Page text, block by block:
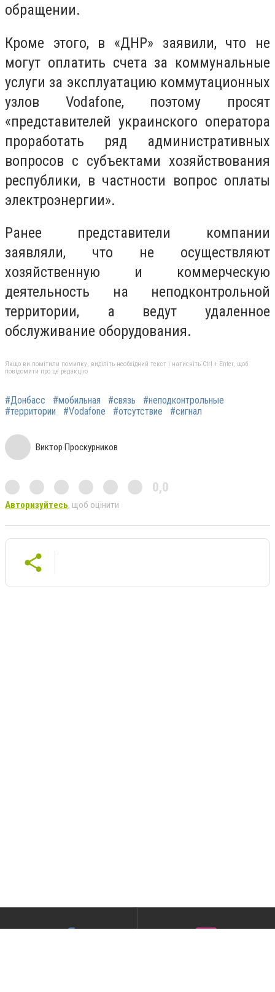
обращении.
Кроме этого, в «ДНР» заявили, что не
могут оплатить счета за коммунальные
услуги за эксплуатацию коммутационных
узлов Vodafone, поэтому просят
«представителей украинского оператора
проработать ряд административных
вопросов с субъектами хозяйствования
республики, в частности вопрос оплаты
электроэнергии».
Ранее представители компании
заявляли, что не осуществляют
хозяйственную и коммерческую
деятельность на неподконтрольной
территории, а ведут удаленное
обслуживание оборудования.
Якщо ви помітили помилку, виділіть необхідний текст і натисніть Ctrl + Enter, щоб
повідомити про це редакцію
#Донбасс #мобильная #связь
#неподконтрольные
#территории
#Vodafone #отсутствие #сигнал
Виктор Проскурников
0,0
Авторизуйтесь, щоб оцінити